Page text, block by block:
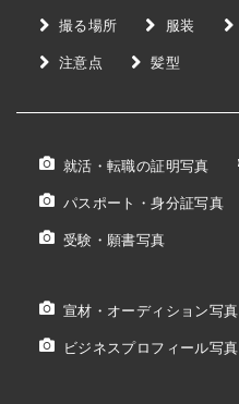
撮る場所
服装
注意点
髪型
就活・転職の証明写真
パスポート・身分証写真
受験・願書写真
宣材・オーディション写真
ビジネスプロフィール写真